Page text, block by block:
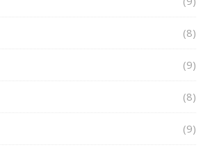
(8)
(9)
(8)
(9)